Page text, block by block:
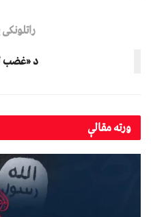
د «غضب
ورتهمقالې